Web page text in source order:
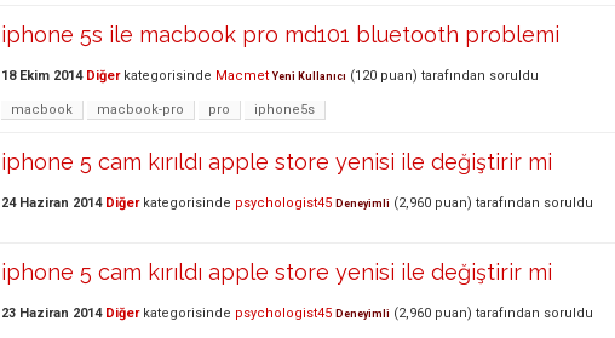
iphone 5s ile macbook pro md101 bluetooth problemi
18 Ekim 2014 Diğerkategorisinde Macmet Yeni Kullanıcı (120 puan) tarafından soruldu
macbook macbook-pro pro iphone5s
iphone 5 cam kırıldı apple store yenisi ile değiştirir mi
24 Haziran 2014 Diğerkategorisinde psychologist45 Deneyimli (2,960 puan) tarafından soruldu
iphone 5 cam kırıldı apple store yenisi ile değiştirir mi
23 Haziran 2014 Diğerkategorisinde psychologist45 Deneyimli (2,960 puan) tarafından soruldu